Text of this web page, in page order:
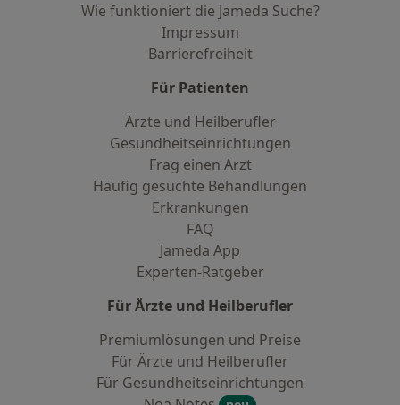
Wie funktioniert die Jameda Suche?
Impressum
Barrierefreiheit
Für Patienten
Ärzte und Heilberufler
Gesundheitseinrichtungen
Frag einen Arzt
Häufig gesuchte Behandlungen
Erkrankungen
FAQ
Jameda App
Experten-Ratgeber
Für Ärzte und Heilberufler
Premiumlösungen und Preise
Für Ärzte und Heilberufler
Für Gesundheitseinrichtungen